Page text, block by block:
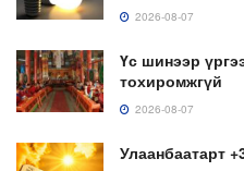
2026-08-07
Үс шинээр
тохиромжгүй
2026-08-07
Улаанбаатарт